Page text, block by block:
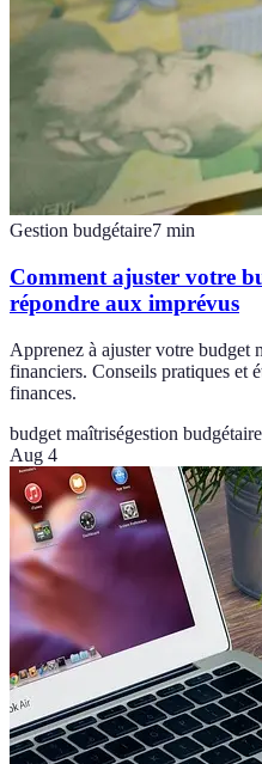
Gestion budgétaire7 min
Comment ajuster votre
répondre aux imprévus
Apprenez à ajuster votre budget
financiers. Conseils pratiques et
finances.
budget maîtriségestion budgétaire
Aug 4